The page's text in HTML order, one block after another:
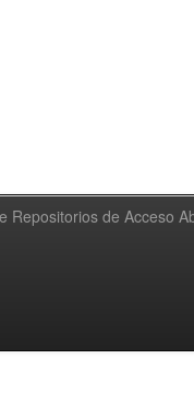
Repositorios de Acceso